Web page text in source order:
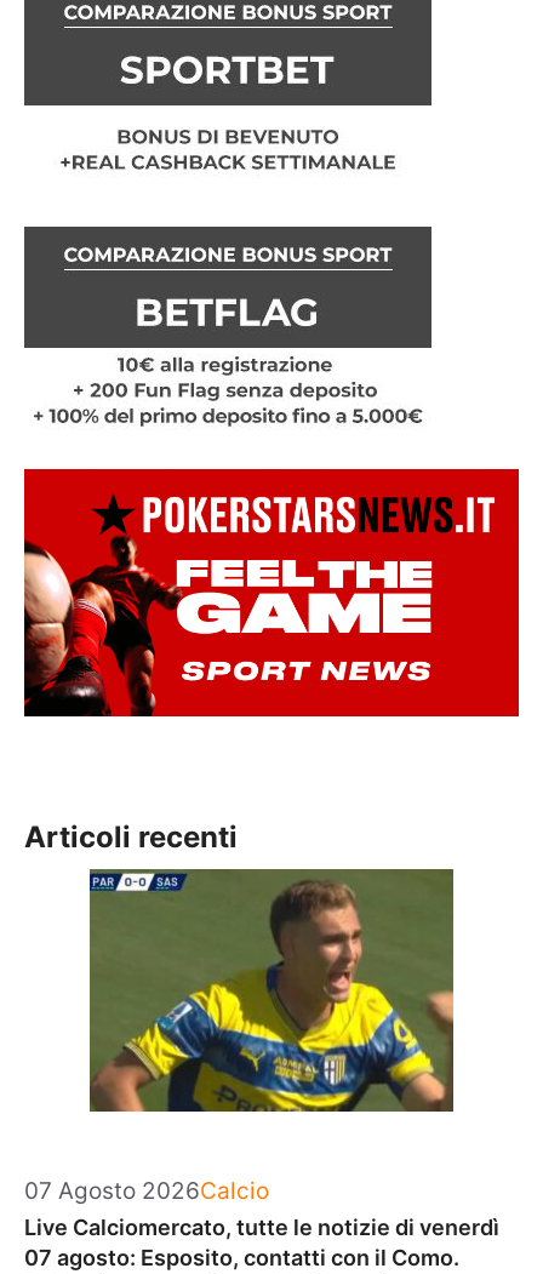
Articoli recenti
07 Agosto 2026Categorie
Calcio
Live Calciomercato, tutte le notizie di venerdì
07 agosto: Esposito, contatti con il Como.